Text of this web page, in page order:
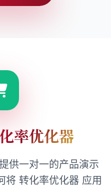
率优化器
供一对一的产品演示
将 转化率优化器 应用